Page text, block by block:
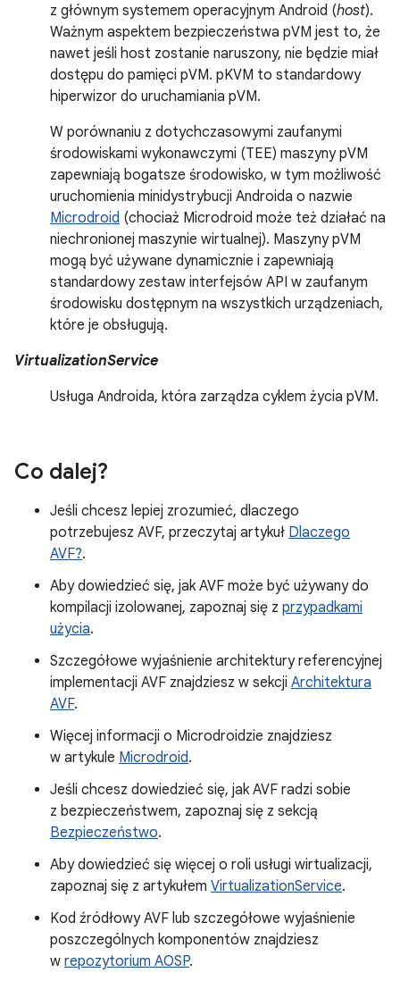
z głównym systemem operacyjnym Android (host).
Ważnym aspektem bezpieczeństwa pVM jest to, że
nawet jeśli host zostanie naruszony, nie będzie miał
dostępu do pamięci pVM. pKVM to standardowy
hiperwizor do uruchamiania pVM.
W porównaniu z dotychczasowymi zaufanymi
środowiskami wykonawczymi (TEE) maszyny pVM
zapewniają bogatsze środowisko, w tym możliwość
uruchomienia minidystrybucji Androida o nazwie
Microdroid (chociaż Microdroid może też działać na
niechronionej maszynie wirtualnej). Maszyny pVM
mogą być używane dynamicznie i zapewniają
standardowy zestaw interfejsów API w zaufanym
środowisku dostępnym na wszystkich urządzeniach,
które je obsługują.
VirtualizationService
Usługa Androida, która zarządza cyklem życia pVM.
Co dalej?
Jeśli chcesz lepiej zrozumieć, dlaczego
potrzebujesz AVF, przeczytaj artykuł Dlaczego
AVF?.
Aby dowiedzieć się, jak AVF może być używany do
kompilacji izolowanej, zapoznaj się z przypadkami
użycia.
Szczegółowe wyjaśnienie architektury referencyjnej
implementacji AVF znajdziesz w sekcji Architektura
AVF.
Więcej informacji o Microdroidzie znajdziesz
w artykule Microdroid.
Jeśli chcesz dowiedzieć się, jak AVF radzi sobie
z bezpieczeństwem, zapoznaj się z sekcją
Bezpieczeństwo.
Aby dowiedzieć się więcej o roli usługi wirtualizacji,
zapoznaj się z artykułem VirtualizationService.
Kod źródłowy AVF lub szczegółowe wyjaśnienie
poszczególnych komponentów znajdziesz
w repozytorium AOSP.